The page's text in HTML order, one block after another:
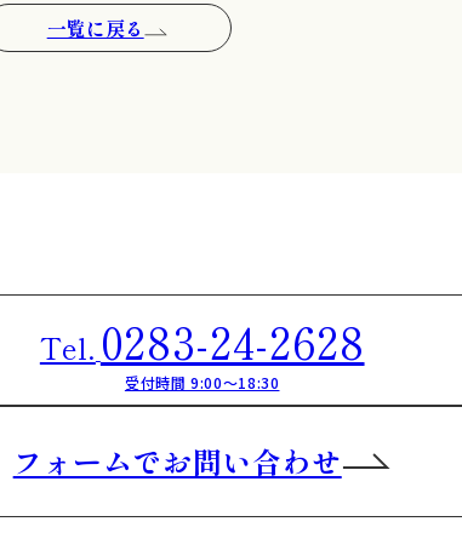
一覧に戻る
Tel. 0283-24-2628
受付時間 9:00～18:30
フォームでお問い合わせ